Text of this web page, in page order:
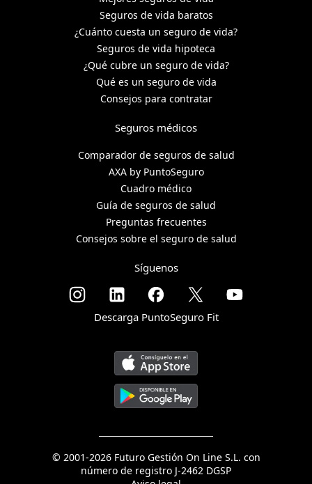
Seguros de vida baratos
¿Cuánto cuesta un seguro de vida?
Seguros de vida hipoteca
¿Qué cubre un seguro de vida?
Qué es un seguro de vida
Consejos para contratar
Seguros médicos
Comparador de seguros de salud
AXA by PuntoSeguro
Cuadro médico
Guía de seguros de salud
Preguntas frecuentes
Consejos sobre el seguro de salud
Síguenos
Descarga PuntoSeguro Fit
© 2001-2026 Futuro Gestión On Line S.L. con
número de registro J-2462 DGSP